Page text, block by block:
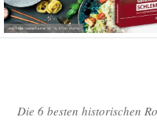
Die 6 besten historischen